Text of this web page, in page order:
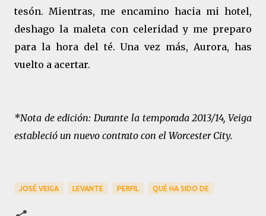
tesón. Mientras, me encamino hacia mi hotel,
deshago la maleta con celeridad y me preparo
para la hora del té. Una vez más, Aurora, has
vuelto a acertar.
*Nota de edición: Durante la temporada 2013/14, Veiga
estableció un nuevo contrato con el Worcester City.
JOSÉ VEIGA LEVANTE PERFIL QUÉ HA SIDO DE